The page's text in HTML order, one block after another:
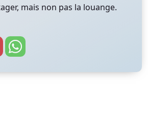
mais non pas la louange.